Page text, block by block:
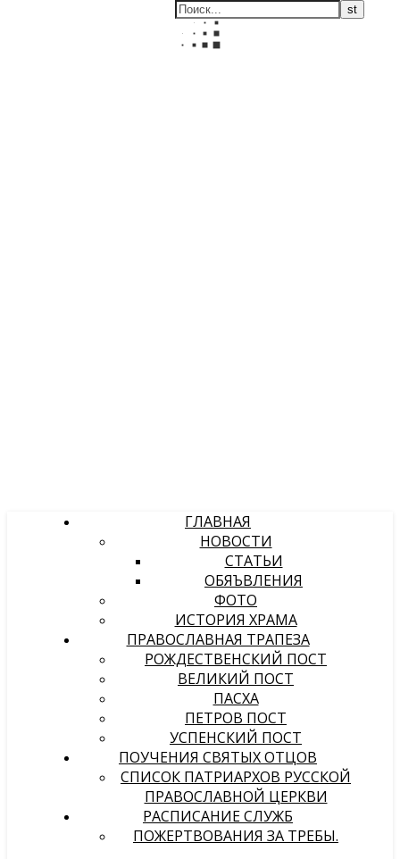
ГЛАВНАЯ
НОВОСТИ
СТАТЬИ
ОБЯЪВЛЕНИЯ
ФОТО
ИСТОРИЯ ХРАМА
ПРАВОСЛАВНАЯ ТРАПЕЗА
РОЖДЕСТВЕНСКИЙ ПОСТ
ВЕЛИКИЙ ПОСТ
ПАСХА
ПЕТРОВ ПОСТ
УСПЕНСКИЙ ПОСТ
ПОУЧЕНИЯ СВЯТЫХ ОТЦОВ
СПИСОК ПАТРИАРХОВ РУССКОЙ
ПРАВОСЛАВНОЙ ЦЕРКВИ
РАСПИСАНИЕ СЛУЖБ
ПОЖЕРТВОВАНИЯ ЗА ТРЕБЫ.